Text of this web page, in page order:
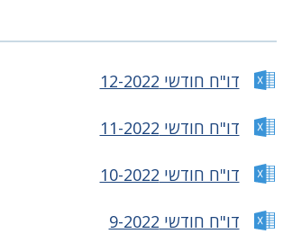
דו"ח חודשי 12-2022
דו"ח חודשי 11-2022
דו"ח חודשי 10-2022
דו"ח חודשי 9-2022